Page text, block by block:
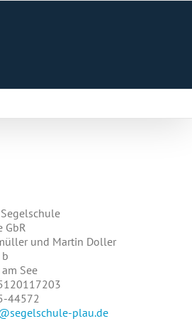
GbR
und Martin Doller
See
44572
plau.de